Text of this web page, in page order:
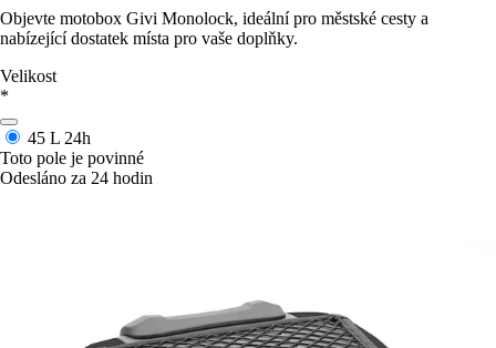
Objevte motobox Givi Monolock, ideální pro městské cesty a
nabízející dostatek místa pro vaše doplňky.
Velikost
*
45 L 24h
Toto pole je povinné
Odesláno za 24 hodin